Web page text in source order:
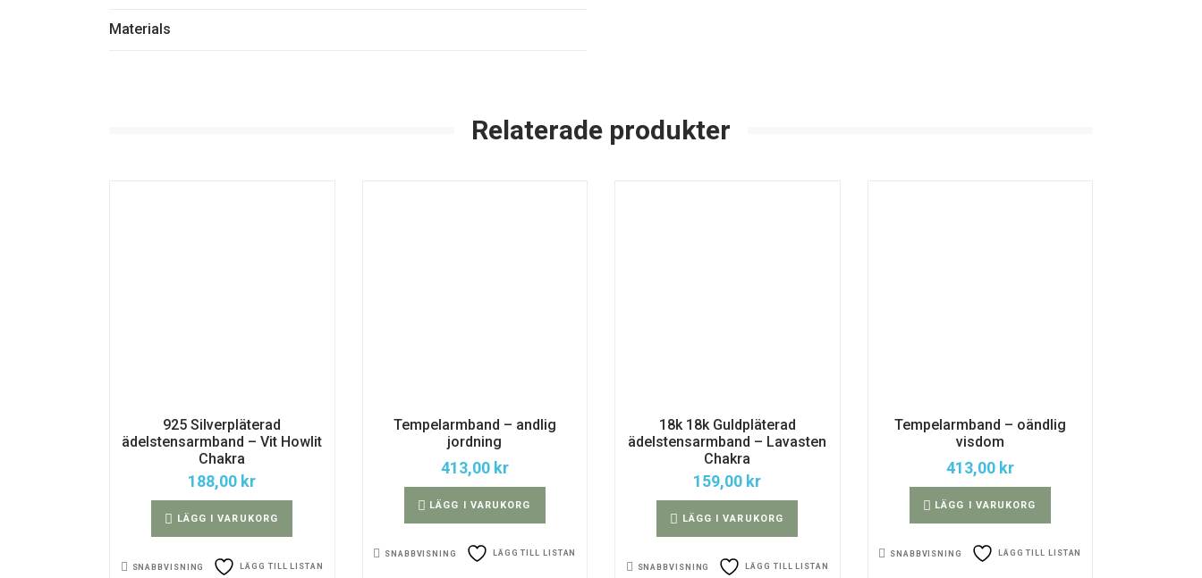
Materials
Relaterade produkter
925 Silverpläterad
ädelstensarmband – Vit Howlit
Chakra
188,00 kr
LÄGG I VARUKORG
SNABBVISNING LÄGG TILL LISTAN
Tempelarmband – andlig
jordning
413,00 kr
LÄGG I VARUKORG
SNABBVISNING LÄGG TILL LISTAN
18k 18k Guldpläterad
ädelstensarmband – Lavasten
Chakra
159,00 kr
LÄGG I VARUKORG
SNABBVISNING LÄGG TILL LISTAN
Tempelarmband – oändlig
visdom
413,00 kr
LÄGG I VARUKORG
SNABBVISNING LÄGG TILL LISTAN